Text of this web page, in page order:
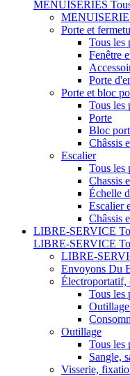
MENUISERIES
Porte et
Tous les
Fenêtre
Porte
Porte et bloc
Tous les
Porte
Bloc
Châssis
Escalier
Tous les
Chassis
Échelle
Escalier
Châssis
LIBRE-SERVICE
LIBRE-SERVICE
LIBRE-
Envoyons Du
Tous les
Outillage
Tous les
Sangle,
Visserie,